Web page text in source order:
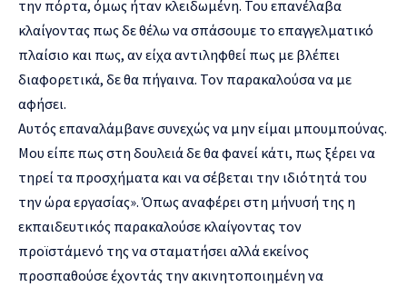
την πόρτα, όμως ήταν κλειδωμένη. Του επανέλαβα
κλαίγοντας πως δε θέλω να σπάσουμε το επαγγελματικό
πλαίσιο και πως, αν είχα αντιληφθεί πως με βλέπει
διαφορετικά, δε θα πήγαινα. Τον παρακαλούσα να με
αφήσει.
Αυτός επαναλάμβανε συνεχώς να μην είμαι μπουμπούνας.
Μου είπε πως στη δουλειά δε θα φανεί κάτι, πως ξέρει να
τηρεί τα προσχήματα και να σέβεται την ιδιότητά του
την ώρα εργασίας». Όπως αναφέρει στη μήνυσή της η
εκπαιδευτικός παρακαλούσε κλαίγοντας τον
προϊστάμενό της να σταματήσει αλλά εκείνος
προσπαθούσε έχοντάς την ακινητοποιημένη να